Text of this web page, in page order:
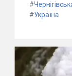
#
#Україна